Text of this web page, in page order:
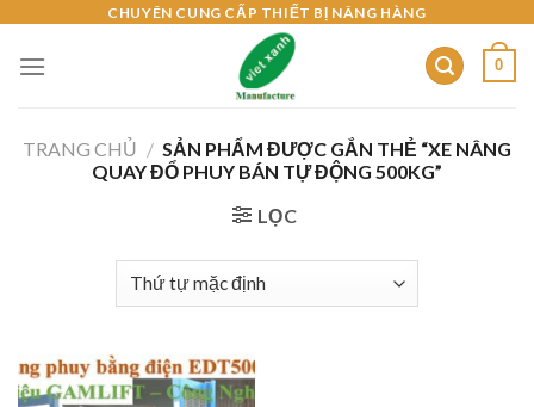
content
CHUYÊN CUNG CẤP THIẾT BỊ NÂNG HÀNG
0
TRANG CHỦ / SẢN PHẨM ĐƯỢC GẮN THẺ “XE NÂNG
QUAY ĐỔ PHUY BÁN TỰ ĐỘNG 500KG”
LỌC